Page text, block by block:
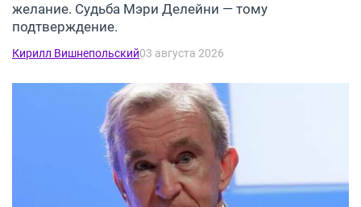
желание. Судьба Мэри Делейни — тому
подтверждение.
Кирилл Вишнепольский03 августа 2026